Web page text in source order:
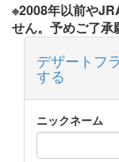
※2008年以前や
せん。予めご了承
デザートフ
する
ニックネーム